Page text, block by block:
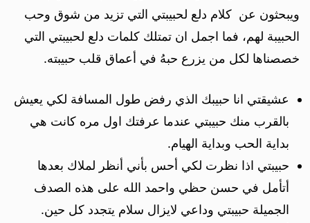
ويبحثون عن كلام دلع لحبيبتي التي تزيد من شوق وحب
الحبيبة لهم، فما اجمل ان تمتلك كلمات دلع لحبيبتي التي
خصصناها لكل من يزرع حبهُ في أعماق قلب حبيبته.
عشيقتي انا حبيبك الذي رفض طول المسافة لكي يعيش
بالقرب منك حبيبتي عندما عرفتك اول مره كانت هي
بداية الحب وبداية الهيام.
حبيبتي اذا نظرت لكي أحس بأني أنظر لملاك بعدها
أتأمل في حسن حظي واحمد الله على هذه الصدف
الجميلة حبيبتي وداعي لايزال سلام يتجدد كل حين.